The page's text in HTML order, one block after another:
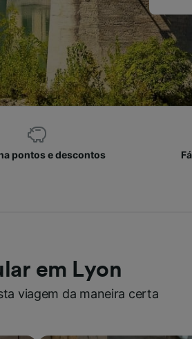
pontos e descontos
em Lyon
viagem da maneira certa